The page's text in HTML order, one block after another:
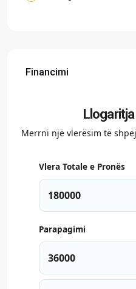
Financimi
Merrni një vlerësim të
Vlera Totale e Pronës
Parapagimi